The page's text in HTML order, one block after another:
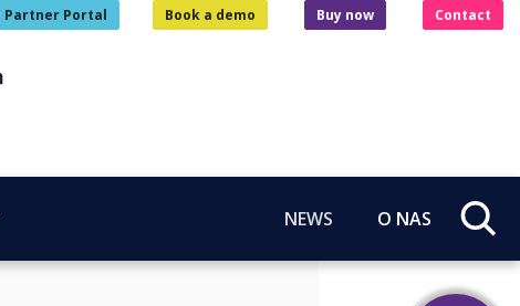
Partner Portal Book a demo Buy now Contact
NEWS O NAS